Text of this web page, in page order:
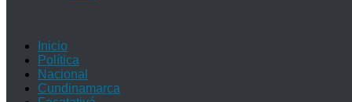
Inicio
Política
Nacional
Cundinamarca